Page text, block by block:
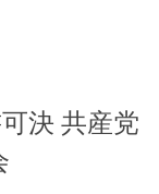
決 共産党